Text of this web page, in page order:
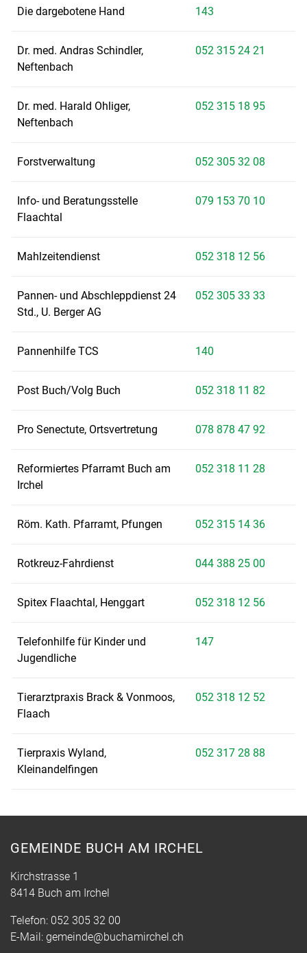
Die dargebotene Hand 143
Dr. med. Andras Schindler,
Neftenbach
052 315 24 21
Dr. med. Harald Ohliger,
Neftenbach
052 315 18 95
Forstverwaltung 052 305 32 08
Info- und Beratungsstelle
Flaachtal
079 153 70 10
Mahlzeitendienst 052 318 12 56
Pannen- und Abschleppdienst 24
Std., U. Berger AG
052 305 33 33
Pannenhilfe TCS 140
Post Buch/Volg Buch 052 318 11 82
Pro Senectute, Ortsvertretung 078 878 47 92
Reformiertes Pfarramt Buch am
Irchel
052 318 11 28
Röm. Kath. Pfarramt, Pfungen 052 315 14 36
Rotkreuz-Fahrdienst 044 388 25 00
Spitex Flaachtal, Henggart 052 318 12 56
Telefonhilfe für Kinder und
Jugendliche
147
Tierarztpraxis Brack & Vonmoos,
Flaach
052 318 12 52
Tierpraxis Wyland,
Kleinandelfingen
052 317 28 88
GEMEINDE BUCH AM IRCHEL
Kirchstrasse 1
8414 Buch am Irchel
Telefon: 052 305 32 00
E-Mail: gemeinde@buchamirchel.ch